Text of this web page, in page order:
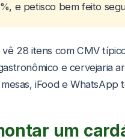
e petisco bem feito
vê 28 itens com CMV
e cervejaria
iFood e WhatsApp
um